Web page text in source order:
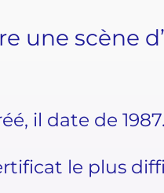
une scène
il date de
le plus